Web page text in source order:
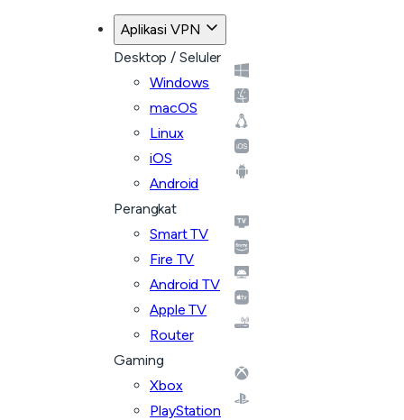
Aplikasi VPN
Desktop / Seluler
Windows
macOS
Linux
iOS
Android
Perangkat
Smart TV
Fire TV
Android TV
Apple TV
Router
Gaming
Xbox
PlayStation
Kembali ke paket